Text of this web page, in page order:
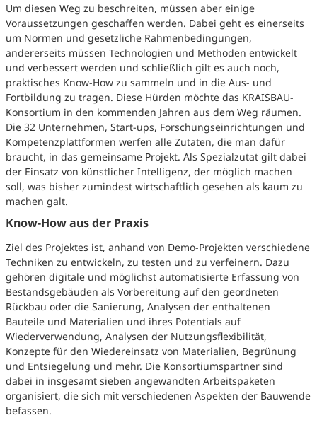
Um diesen Weg zu beschreiten, müssen aber einige
Voraussetzungen geschaffen werden. Dabei geht es einerseits
um Normen und gesetzliche Rahmenbedingungen,
andererseits müssen Technologien und Methoden entwickelt
und verbessert werden und schließlich gilt es auch noch,
praktisches Know-How zu sammeln und in die Aus- und
Fortbildung zu tragen. Diese Hürden möchte das KRAISBAU-
Konsortium in den kommenden Jahren aus dem Weg räumen.
Die 32 Unternehmen, Start-ups, Forschungseinrichtungen und
Kompetenzplattformen werfen alle Zutaten, die man dafür
braucht, in das gemeinsame Projekt. Als Spezialzutat gilt dabei
der Einsatz von künstlicher Intelligenz, der möglich machen
soll, was bisher zumindest wirtschaftlich gesehen als kaum zu
machen galt.
Know-How aus der Praxis
Ziel des Projektes ist, anhand von Demo-Projekten verschiedene
Techniken zu entwickeln, zu testen und zu verfeinern. Dazu
gehören digitale und möglichst automatisierte Erfassung von
Bestandsgebäuden als Vorbereitung auf den geordneten
Rückbau oder die Sanierung, Analysen der enthaltenen
Bauteile und Materialien und ihres Potentials auf
Wiederverwendung, Analysen der Nutzungsflexibilität,
Konzepte für den Wiedereinsatz von Materialien, Begrünung
und Entsiegelung und mehr. Die Konsortiumspartner sind
dabei in insgesamt sieben angewandten Arbeitspaketen
organisiert, die sich mit verschiedenen Aspekten der Bauwende
befassen.